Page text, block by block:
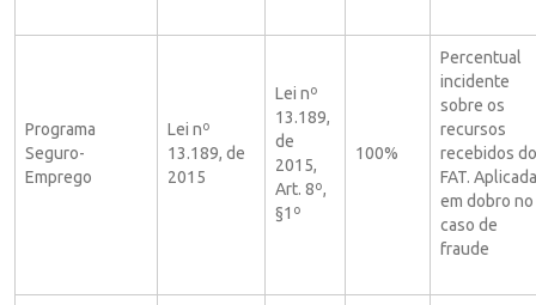
Programa
Seguro-
Emprego
Lei nº
13.189, de
2015
Lei nº
13.189,
de
2015,
Art. 8º,
§1º
100%
Percentual
incidente
sobre os
recursos
recebidos do
FAT. Aplicada
em dobro no
caso de
fraude